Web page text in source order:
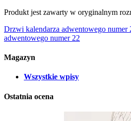
Produkt jest zawarty w oryginalnym
Drzwi kalendarza adwentowego numer
adwentowego numer 22
Magazyn
Wszystkie wpisy
Ostatnia ocena